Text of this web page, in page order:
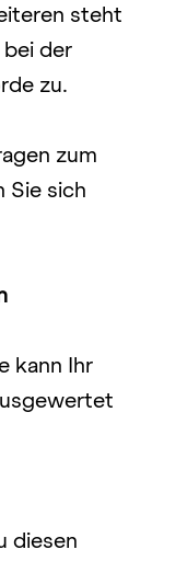
steht
der
zu.
zum
Sie sich
kann Ihr
diesen